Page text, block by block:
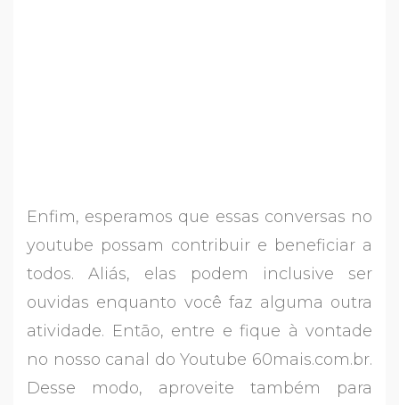
Enfim, esperamos que essas conversas no
youtube possam contribuir e beneficiar a
todos. Aliás, elas podem inclusive ser
ouvidas enquanto você faz alguma outra
atividade. Então, entre e fique à vontade
no nosso canal do Youtube 60mais.com.br.
Desse modo, aproveite também para